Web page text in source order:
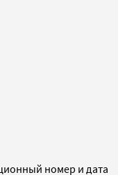
номер и дата